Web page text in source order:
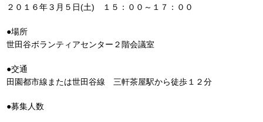
２０１６年３月５日(土) １５：００～１７：００
●場所
世田谷ボランティアセンター２階会議室
●交通
田園都市線または世田谷線 三軒茶屋駅から徒歩１２分
●募集人数